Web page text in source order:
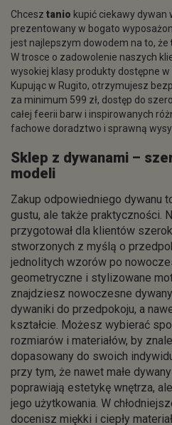
Chcesz tanio kupić ciekawy
prezentowany w bogato
jest najlepszym dowodem na to, że
W trosce o zadowolenie naszych
wysokiej klasy produkty dostępne
Kupując w Rugito, otrzymujesz
za minimum 599 zł, dostęp do
całej feerii barw i inspirowanych
fachowe doradztwo i sprawną
Sklep z dywanami –
modeli
Zakup odpowiedniego dywanu
gustu, ale także praktyczności.
przygotował dla klientów
stworzonych z myślą o
jednolitych wzorów po
geometryczne i stylizowane
znajdziesz nowoczesne
dywaniki do przedpokoju, a
kształcie. Możesz wybierać
rozmiarów i materiałów, by
dopasowany do swoich
przy tym, że nawet małe
poprawiają estetykę wnętrza,
jego użytkowania. W
docenisz miękki i ciepły